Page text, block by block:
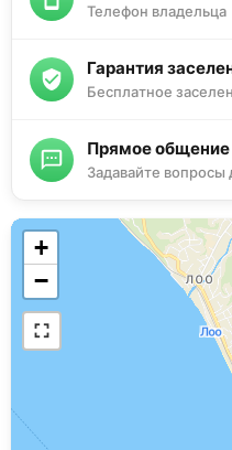
+
−
Телефон владельца
Гарантия
Бесплатное
Прямое
Задавайте вопросы